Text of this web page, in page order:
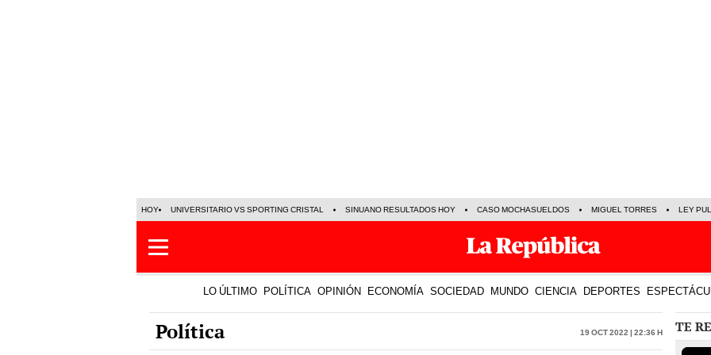
HOY UNIVERSITARIO VS SPORTING CRISTAL SINUANO RESULTADOS HOY CASO MOCHASUELDOS MIGUEL TORRES LEY
LO ÚLTIMO POLÍTICA OPINIÓN ECONOMÍA SOCIEDAD MUNDO CIENCIA DEPORTES
Política 19 Oct 2022 | 22:36 h TE